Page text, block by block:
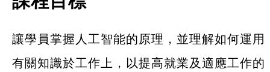
讓學員掌握人工智能的原理，並理解如何運用
有關知識於工作上，以提高就業及適應工作的